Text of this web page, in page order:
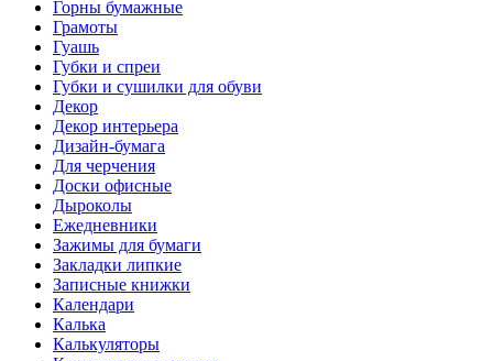
Горны бумажные
Грамоты
Гуашь
Губки и спреи
Губки и сушилки для обуви
Декор
Декор интерьера
Дизайн-бумага
Для черчения
Доски офисные
Дыроколы
Ежедневники
Зажимы для бумаги
Закладки липкие
Записные книжки
Календари
Калька
Калькуляторы